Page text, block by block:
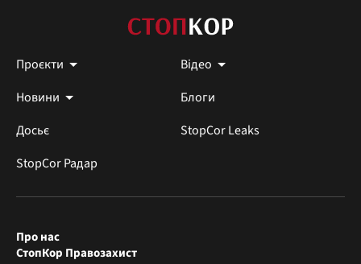
Проєкти
Відео
Новини
Блоги
Досьє
StopCor Leaks
StopCor Радар
Про нас
СтопКор Правозахист